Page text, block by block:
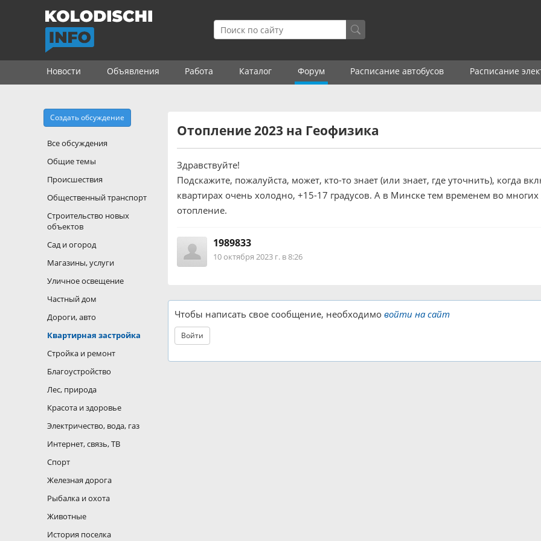
Новости Объявления Работа Каталог Форум Расписание автобусов Расписание
Отопление 2023 на Геофизика
Здравствуйте!
Подскажите, пожалуйста, может, кто-то знает (или знает, где уточнить), когда
квартирах очень холодно, +15-17 градусов. А в Минске тем временем во
отопление.
1989833
10 октября 2023 г. в 8:26
Чтобы написать свое сообщение, необходимо войти на сайт
Войти
Создать обсуждение
Все обсуждения
Общие темы
Происшествия
Общественный транспорт
Строительство новых
объектов
Сад и огород
Магазины, услуги
Уличное освещение
Частный дом
Дороги, авто
Квартирная застройка
Стройка и ремонт
Благоустройство
Лес, природа
Красота и здоровье
Электричество, вода, газ
Интернет, связь, ТВ
Спорт
Железная дорога
Рыбалка и охота
Животные
История поселка